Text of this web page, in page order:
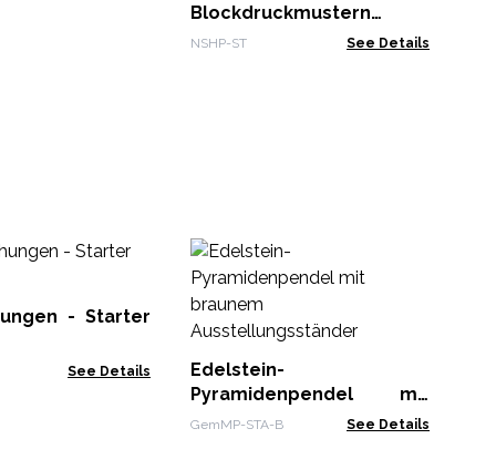
Blockdruckmustern
Starterset inklusive
NSHP-ST See Details
- Starter
See Details
Edelstein-
Pyramidenpendel mit
braunem
GemMP-STA-B See Details